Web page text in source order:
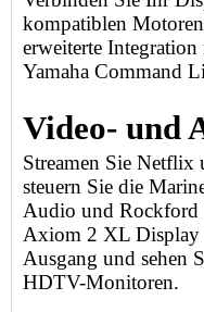
kompatiblen
erweiterte
Yamaha Command
Video- und
Streamen Sie
steuern Sie die
Audio und Rockford
Axiom 2 XL Display
Ausgang und sehen
HDTV-Monitoren.